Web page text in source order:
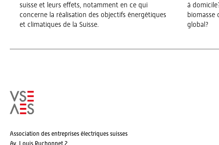
suisse et leurs effets, notamment en ce qui
concerne la réalisation des objectifs énergétiques
et climatiques de la Suisse.
à
biomasse
global?
Association des entreprises électriques suisses